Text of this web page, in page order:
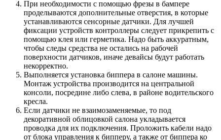
При необходимости с помощью фрезы в бампере
проделываются дополнительные отверстия, в которые
устанавливаются сенсорные датчики. Для лучшей
фиксации устройств контроллеры следует прикрепить с
помощью клея или герметика. Надо быть аккуратным,
чтобы следы средства не остались на рабочей
поверхности датчиков, иначе девайсы будут работать
некорректно.
Выполняется установка биппера в салоне машины.
Монтаж устройства производится на центральной
консоли, посредине либо слева, в районе водительского
кресла.
Если датчики не взаимозаменяемые, то под
декоративной облицовкой салона укладывается
проводка для их подключения. Проложить кабели надо
от блока управления к бипперу, а также от биппера ко